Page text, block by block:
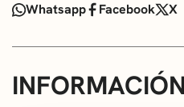
Whatsapp
Facebook X
INFORMACIÓN